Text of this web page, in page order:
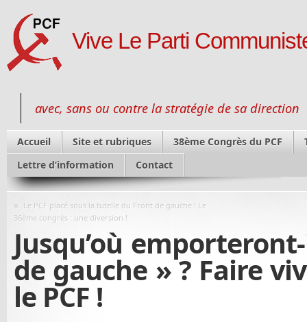
Vive Le Parti
avec, sans ou contre la stratégie de sa direction
Accueil Site et rubriques 38ème Congrès du PCF
Lettre d’information
Contact
« Le PCF placé sous la tutelle du Front de gauche ! Le
36ème congrès : une diversion !
Jusqu’où
de gauche » ? Faire
le PCF !